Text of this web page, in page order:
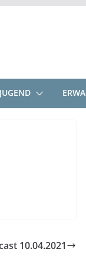
JUGEND
10.04.2021